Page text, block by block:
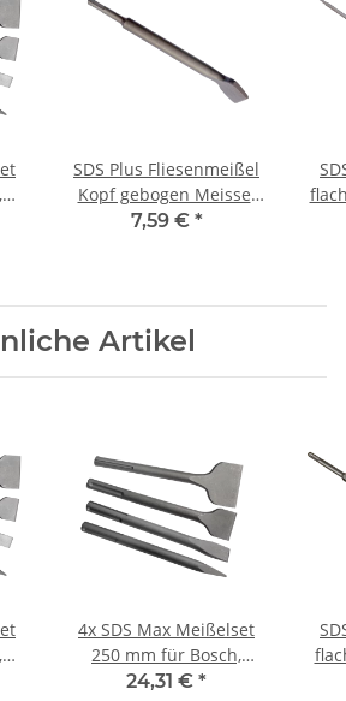
SDS Plus Fliesenmeißel
Kopf gebogen Meissel
40x250 mm für
7,59 € *
Artikel
4x SDS Max Meißelset
250 mm für Bosch,
Makita, Dewalt,
24,31 € *